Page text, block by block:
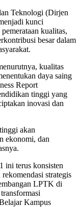
Teknologi (Dirjen
kunci
kualitas,
besar dalam
kualitas
daya saing
Report
tinggi yang
inovasi dan
akan
ekonomi, dan
ini terus konsisten
strategis
LPTK di
Kampus